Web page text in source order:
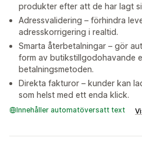
produkter efter att de har lagt
Adressvalidering – förhindra
adresskorrigering i realtid.
Smarta återbetalningar – gör
form av butikstillgodohavande
betalningsmetoden.
Direkta fakturor – kunder kan
som helst med ett enda klick.
Innehåller automatöversatt text